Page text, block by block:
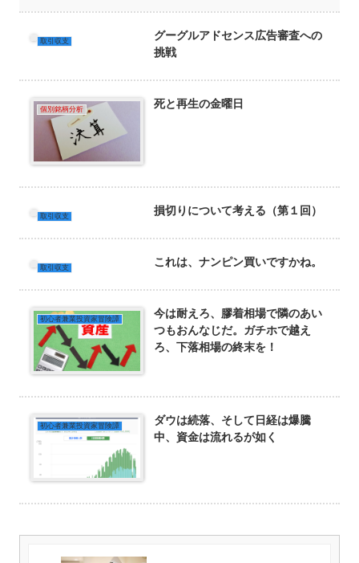
取引収支
グーグルアドセンス広告審査への
挑戦
個別銘柄分析 死と再生の金曜日
取引収支 損切りについて考える（第１回）
取引収支 これは、ナンピン買いですかね。
初心者兼業投資家冒険譚
今は耐えろ、膠着相場で隣のあい
つもおんなじだ。ガチホで越え
ろ、下落相場の終末を！
初心者兼業投資家冒険譚
ダウは続落、そして日経は爆騰
中、資金は流れるが如く